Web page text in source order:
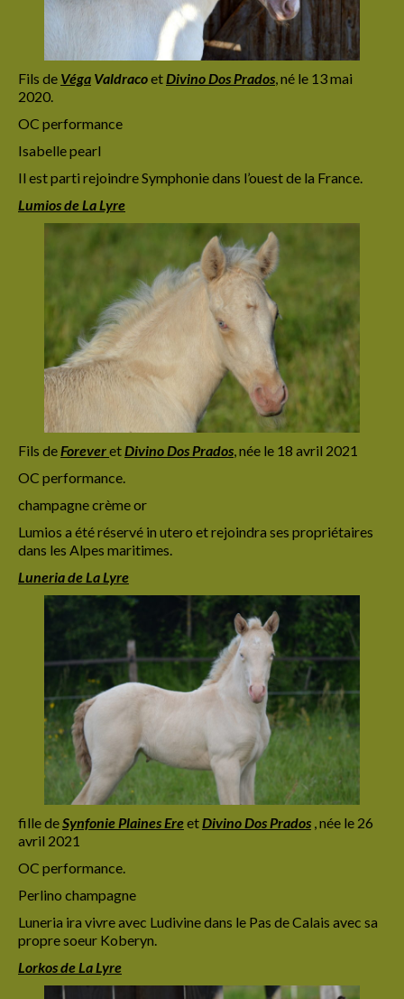
Fils de Véga ValdracoetDivino Dos Prados,né le 13 mai
2020.
OC performance
Isabelle pearl
Il est parti rejoindre Symphonie dans l’ouest de la France.
Lumios de La Lyre
Fils deForeveretDivino Dos Prados,née le 18 avril 2021
OC performance.
champagne crème or
Lumios a été réservé in utero et rejoindra ses propriétaires
dans les Alpes maritimes.
Luneria de La Lyre
fille deSynfoniePlaines EreetDivino Dos Prados , née le 26
avril 2021
OC performance.
Perlino champagne
Luneria ira vivre avec Ludivine dans le Pas de Calais avec sa
propre soeur Koberyn.
Lorkos de La Lyre